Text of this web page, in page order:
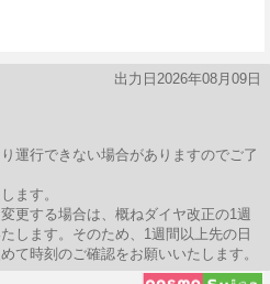
出力日2026年08月09日
行できない場合がありますのでご了
ます。
更する場合は、概ねダイヤ改正の1週
します。そのため、1週間以上先の日
て時刻のご確認をお願いいたします。